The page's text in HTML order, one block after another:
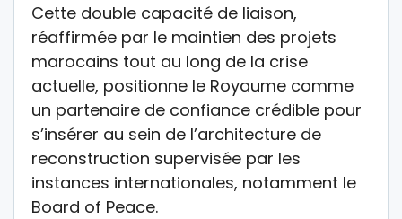
Cette double capacité de liaison,
réaffirmée par le maintien des projets
marocains tout au long de la crise
actuelle, positionne le Royaume comme
un partenaire de confiance crédible pour
s’insérer au sein de l’architecture de
reconstruction supervisée par les
instances internationales, notamment le
Board of Peace.